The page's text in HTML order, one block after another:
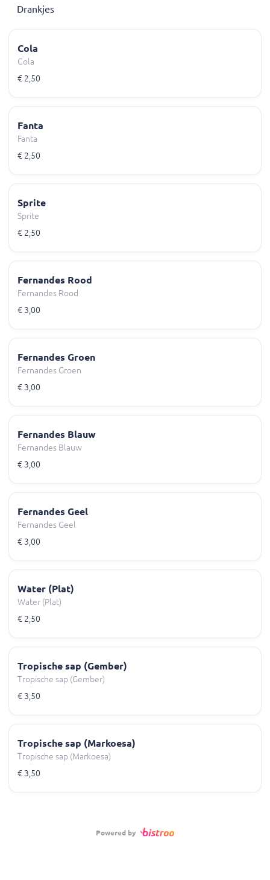
Drankjes
Cola
Cola
€ 2,50
Fanta
Fanta
€ 2,50
Sprite
Sprite
€ 2,50
Fernandes Rood
Fernandes Rood
€ 3,00
Fernandes Groen
Fernandes Groen
€ 3,00
Fernandes Blauw
Fernandes Blauw
€ 3,00
Fernandes Geel
Fernandes Geel
€ 3,00
Water (Plat)
Water (Plat)
€ 2,50
Tropische sap (Gember)
Tropische sap (Gember)
€ 3,50
Tropische sap (Markoesa)
Tropische sap (Markoesa)
€ 3,50
Powered by